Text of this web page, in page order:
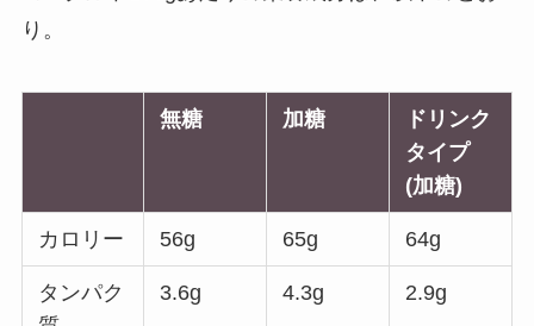
り。
無糖 加糖
ドリンク
タイプ
(加糖)
カロリー 56g 65g 64g
タンパク
3.6g 4.3g 2.9g